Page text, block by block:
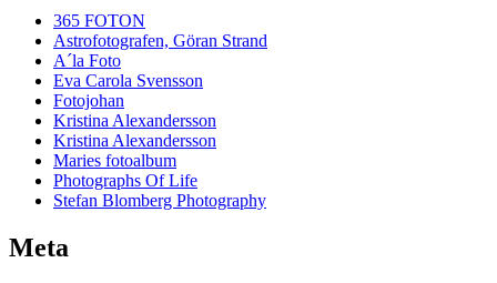
365 FOTON
Astrofotografen, Göran Strand
A´la Foto
Eva Carola Svensson
Fotojohan
Kristina Alexandersson
Kristina Alexandersson
Maries fotoalbum
Photographs Of Life
Stefan Blomberg Photography
Meta